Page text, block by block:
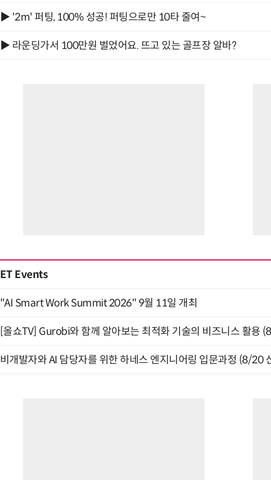
▶ '2m' 퍼팅, 100% 성공! 퍼팅으로만 10타 줄여~
▶ 라운딩가서 100만원 벌었어요. 뜨고 있는 골프장 알바?
ET Events
"AI Smart Work Summit 2026" 9월 11일 개최
[올쇼TV] Gurobi와 함께 알아보는 최적화 기술의 비즈니스 활용
비개발자와 AI 담당자를 위한 하네스 엔지니어링 입문과정 (8/20